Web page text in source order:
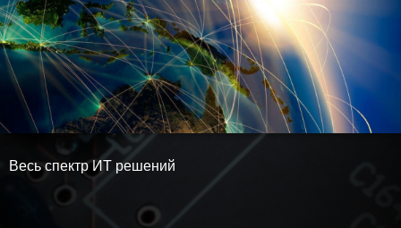
Весь спектр ИТ решений